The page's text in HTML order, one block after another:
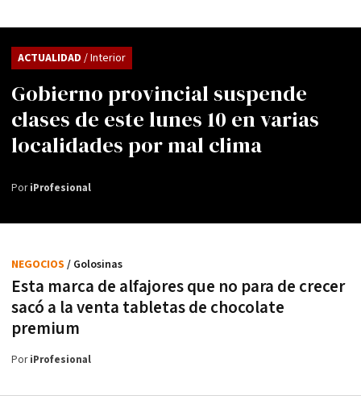
Gobierno provincial suspende
clases de este lunes 10 en varias
localidades por mal clima
ACTUALIDAD / Interior
PoriProfesional
Esta marca de alfajores que no para de crecer
sacó a la venta tabletas de chocolate
premium
NEGOCIOS / Golosinas
PoriProfesional